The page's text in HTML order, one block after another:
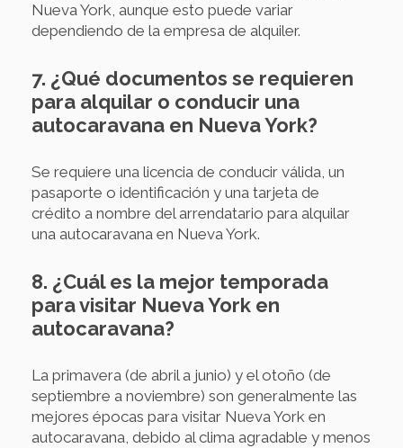
Nueva York, aunque esto puede variar
dependiendo de la empresa de alquiler.
7. ¿Qué documentos se requieren
para alquilar o conducir una
autocaravana en Nueva York?
Se requiere una licencia de conducir válida, un
pasaporte o identificación y una tarjeta de
crédito a nombre del arrendatario para alquilar
una autocaravana en Nueva York.
8. ¿Cuál es la mejor temporada
para visitar Nueva York en
autocaravana?
La primavera (de abril a junio) y el otoño (de
septiembre a noviembre) son generalmente las
mejores épocas para visitar Nueva York en
autocaravana, debido al clima agradable y menos